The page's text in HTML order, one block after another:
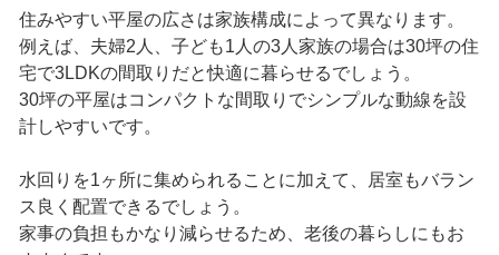
住みやすい平屋の広さは家族構成によって異なります。
例えば、夫婦2人、子ども1人の3人家族の場合は30坪の住
宅で3LDKの間取りだと快適に暮らせるでしょう。
30坪の平屋はコンパクトな間取りでシンプルな動線を設
計しやすいです。
水回りを1ヶ所に集められることに加えて、居室もバラン
ス良く配置できるでしょう。
家事の負担もかなり減らせるため、老後の暮らしにもお